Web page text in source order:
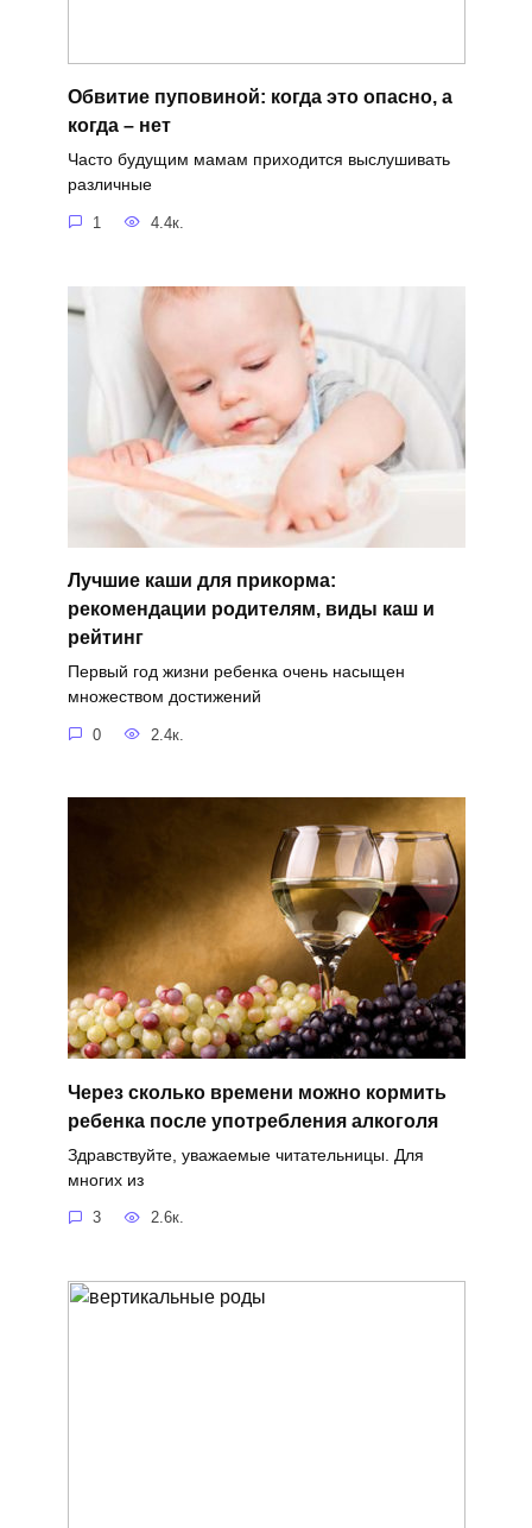
Обвитие пуповиной: когда это опасно, а
когда – нет
Часто будущим мамам приходится выслушивать
различные
1 4.4к.
Лучшие каши для прикорма:
рекомендации родителям, виды каш и
рейтинг
Первый год жизни ребенка очень насыщен
множеством достижений
0 2.4к.
Через сколько времени можно кормить
ребенка после употребления алкоголя
Здравствуйте, уважаемые читательницы. Для
многих из
3 2.6к.